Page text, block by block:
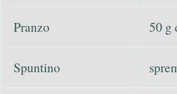
Pranzo 50 g
Spuntino